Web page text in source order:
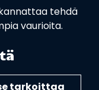
tehdä
vaurioita.
tarkoittaa